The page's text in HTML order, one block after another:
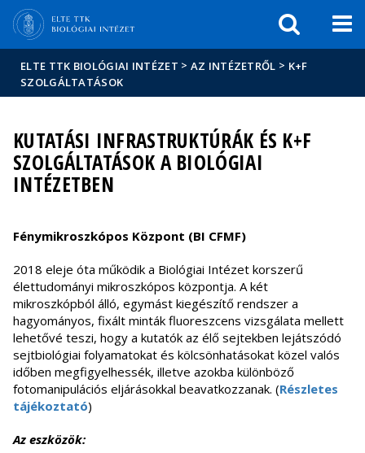
sajtóban
ELTE TTK BIOLÓGIAI INTÉZET > AZ INTÉZETRŐL > K+F
SZOLGÁLTATÁSOK
KUTATÁSI INFRASTRUKTÚRÁK ÉS K+F
SZOLGÁLTATÁSOK A BIOLÓGIAI
INTÉZETBEN
Fénymikroszkópos Központ (BI CFMF)
2018 eleje óta működik a Biológiai Intézet korszerű
élettudományi mikroszkópos központja. A két
mikroszkópból álló, egymást kiegészítő rendszer a
hagyományos, fixált minták fluoreszcens vizsgálata mellett
lehetővé teszi, hogy a kutatók az élő sejtekben lejátszódó
sejtbiológiai folyamatokat és kölcsönhatásokat közel valós
időben megfigyelhessék, illetve azokba különböző
fotomanipulációs eljárásokkal beavatkozzanak. (Részletes
tájékoztató)
Az eszközök: